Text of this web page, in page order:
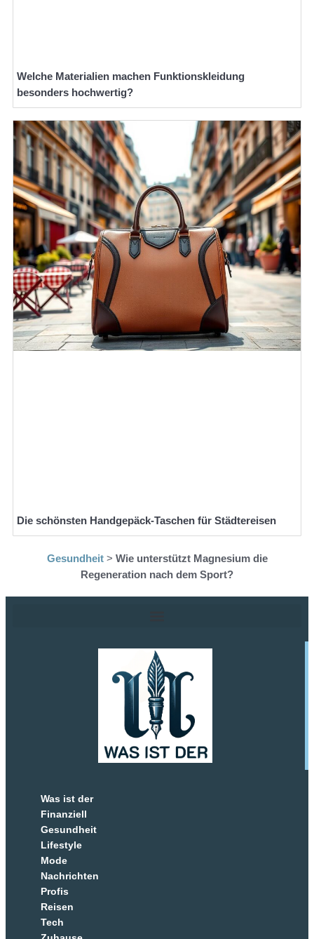
Welche Materialien machen Funktionskleidung
besonders hochwertig?
Die schönsten Handgepäck-Taschen für Städtereisen
Gesundheit> Wie unterstützt Magnesium die
Regeneration nach dem Sport?
Was ist der
Finanziell
Gesundheit
Lifestyle
Mode
Nachrichten
Profis
Reisen
Tech